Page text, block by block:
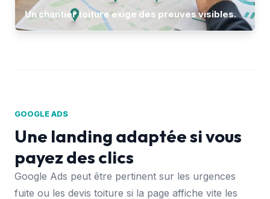
Un chantier toiture exige des preuves visibles.
GOOGLE ADS
Une landing adaptée si vous
payez des clics
Google Ads peut être pertinent sur les urgences
fuite ou les devis toiture si la page affiche vite les